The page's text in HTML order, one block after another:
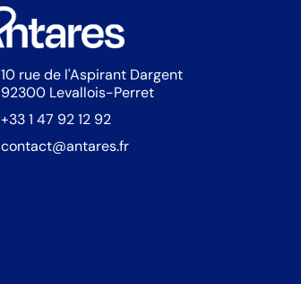
10 rue de l'Aspirant Dargent
92300 Levallois-Perret
+33 1 47 92 12 92
contact@antares.fr